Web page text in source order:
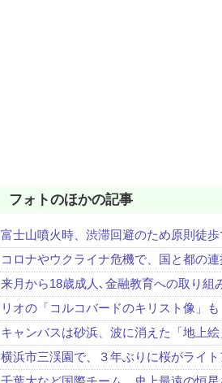
フォトのほかの記事
富士山噴火時、渋滞回避のため原則徒
コロナやウクライナ危機で、国と都の
来月から18歳成人､金融教育への取り組
リオの「コルコバードのキリスト像」も
キャンバスは砂浜、波に消えた「地上絵
横浜市三渓園で、３年ぶりに桜がライ